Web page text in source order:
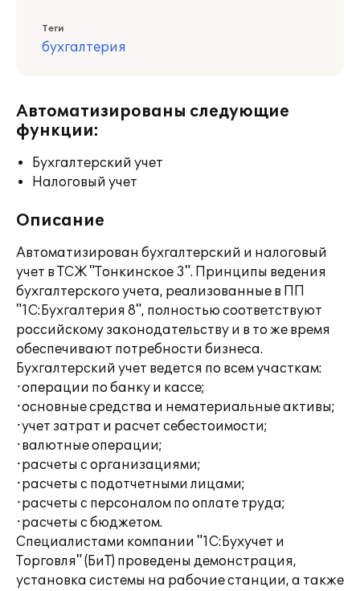
Теги
бухгалтерия
Автоматизированы следующие
функции:
Бухгалтерский учет
Налоговый учет
Описание
Автоматизирован бухгалтерский и налоговый
учет в ТСЖ "Тонкинское 3". Принципы ведения
бухгалтерского учета, реализованные в ПП
"1С:Бухгалтерия 8", полностью соответствуют
российскому законодательству и в то же время
обеспечивают потребности бизнеса.
Бухгалтерский учет ведется по всем участкам:
·операции по банку и кассе;
·основные средства и нематериальные активы;
·учет затрат и расчет себестоимости;
·валютные операции;
·расчеты с организациями;
·расчеты с подотчетными лицами;
·расчеты с персоналом по оплате труда;
·расчеты с бюджетом.
Специалистами компании "1С:Бухучет и
Торговля" (БиТ) проведены демонстрация,
установка системы на рабочие станции, а также